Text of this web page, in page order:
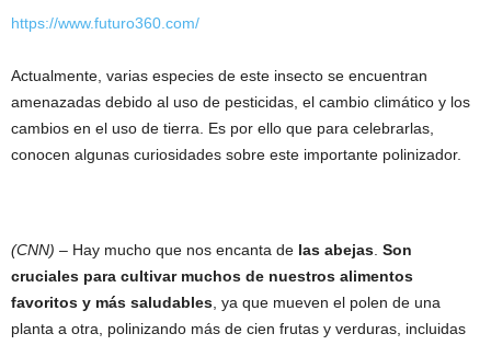
https://www.futuro360.com/
Actualmente, varias especies de este insecto se encuentran
amenazadas debido al uso de pesticidas, el cambio climático y los
cambios en el uso de tierra. Es por ello que para celebrarlas,
conocen algunas curiosidades sobre este importante polinizador.
(CNN) – Hay mucho que nos encanta de las abejas Son
cruciales para cultivar muchos de nuestros alimentos
favoritos y más saludables , ya que mueven el polen de una
planta a otra, polinizando más de cien frutas y verduras, incluidas